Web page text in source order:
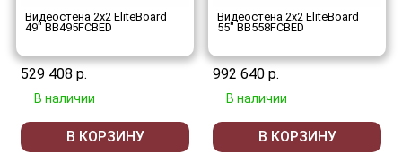
Видеостена 2x2 EliteBoard
49" BB495FCBED
529 408 р.
В наличии
В КОРЗИНУ
Видеостена 2x2 EliteBoard
55" BB558FCBED
992 640 р.
В наличии
В КОРЗИНУ